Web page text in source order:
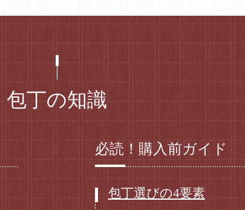
包丁の知識
必読！購入前ガイド
包丁選びの4要素